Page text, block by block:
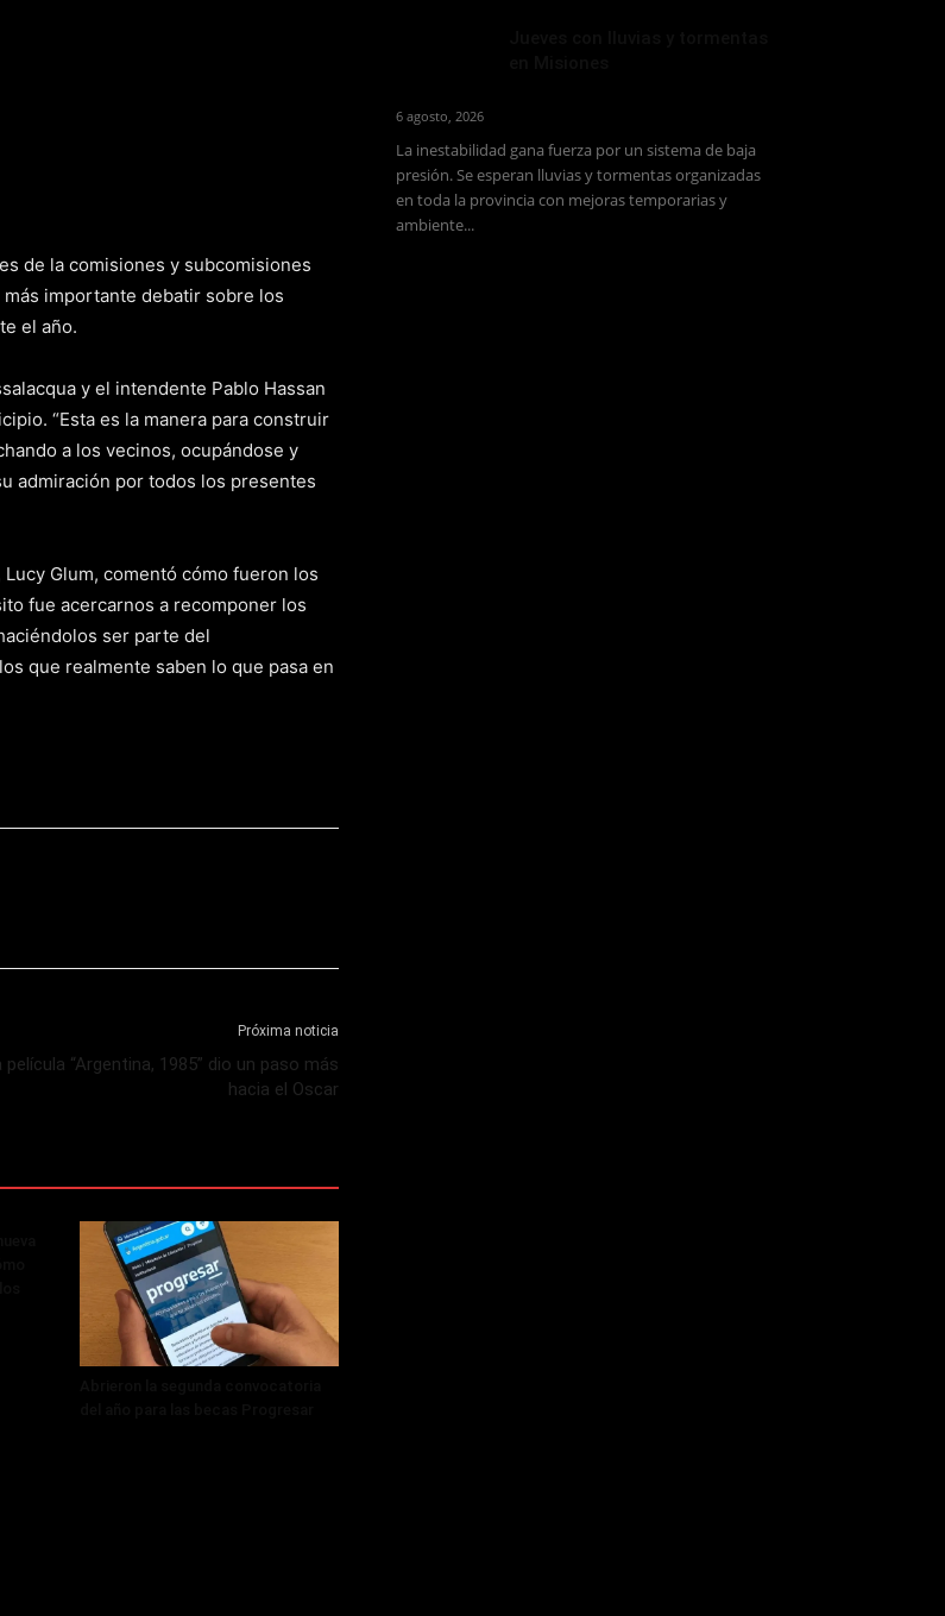
de la comisiones y subcomisiones
importante debatir sobre los
el año.
y el intendente Pablo Hassan
“Esta es la manera para construir
a los vecinos, ocupándose y
admiración por todos los presentes
Glum, comentó cómo fueron los
fue acercarnos a recomponer los
ser parte del
que realmente saben lo que pasa en
Próxima noticia
película “Argentina, 1985” dio un paso más
hacia el Oscar
6 agosto, 2026
La inestabilidad gana fuerza por un sistema de baja
presión. Se esperan lluvias y tormentas organizadas
en toda la provincia con mejoras temporarias y
ambiente...